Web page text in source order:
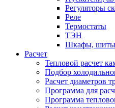
Регуляторы
Реле
Термостаты
ТЭН
Шкафы, шиты
Расчет
Тепловой расчет
Подбор
Расчет диаметров
Программа для
Программа